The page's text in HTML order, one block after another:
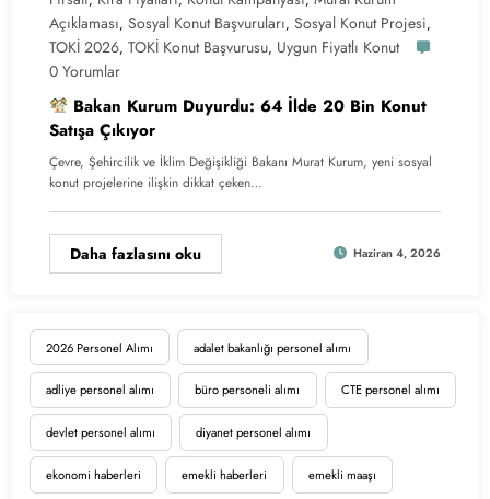
2026 Personel Alımı adalet bakanlığı personel alımı
adliye personel alımı büro personeli alımı CTE personel alımı
devlet personel alımı diyanet personel alımı
ekonomi haberleri emekli haberleri emekli maaşı
Açıklaması, Sosyal Konut Başvuruları, Sosyal Konut Projesi,
TOKİ 2026, TOKİ Konut Başvurusu, Uygun Fiyatlı Konut
0 Yorumlar
Bakan Kurum Duyurdu: 64 İlde 20 Bin Konut
Satışa Çıkıyor
Çevre, Şehircilik ve İklim Değişikliği Bakanı Murat Kurum, yeni sosyal
konut projelerine ilişkin dikkat çeken…
Daha fazlasını oku Haziran 4, 2026